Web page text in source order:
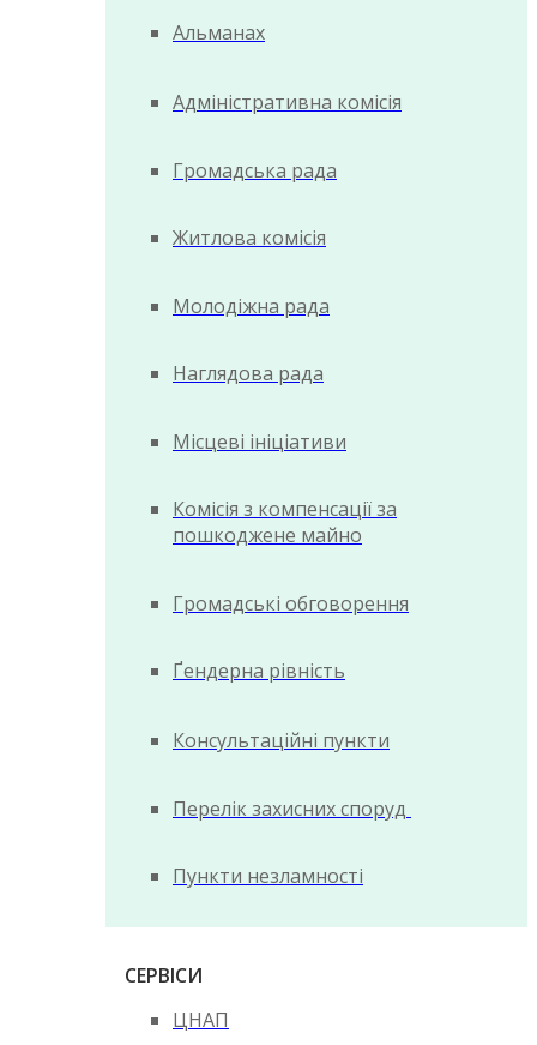
Альманах
Адміністративна комісія
Громадська рада
Житлова комісія
Молодіжна рада
Наглядова рада
Місцеві ініціативи
Комісія з компенсації за
пошкоджене майно
Громадські обговорення
Ґендерна рівність
Консультаційні пункти
Перелік захисних споруд
Пункти незламності
СЕРВІСИ
ЦНАП